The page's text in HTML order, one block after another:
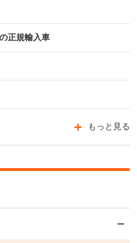
正規輸入車
もっと見る